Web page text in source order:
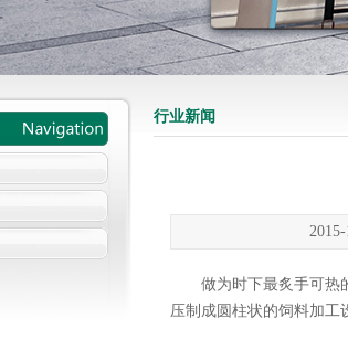
行业新闻
做为时下最炙手可热
压制成圆柱状的饲料加工